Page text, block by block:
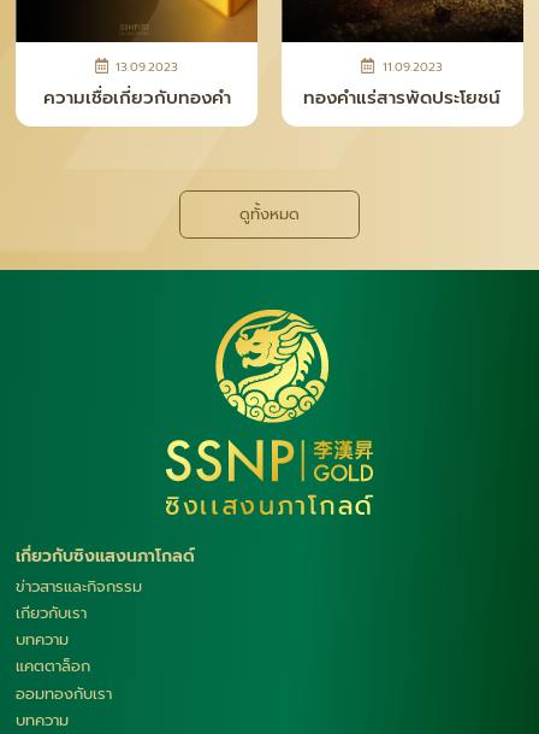
13.09.2023
ความเชื่อเกี่ยวกับทองคำ
11.09.2023
ทองคำแร่สารพัดประโยชน์
ดูทั้งหมด
เกี่ยวกับซิงแสงนภาโกลด์
ข่าวสารและกิจกรรม
เกียวกับเรา
บทความ
แคตตาล็อก
ออมทองกับเรา
บทความ